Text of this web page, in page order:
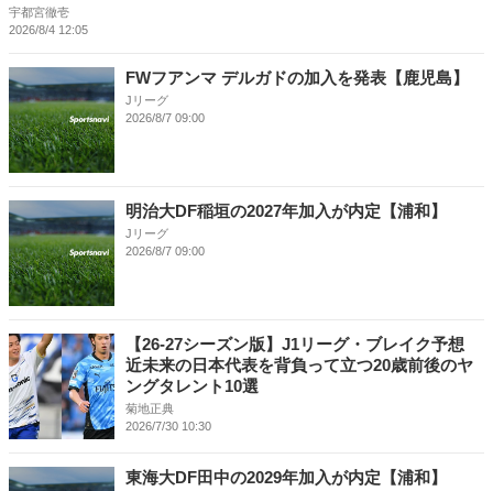
宇都宮徹壱
2026/8/4 12:05
FWフアンマ デルガドの加入を発表【鹿児島】
Jリーグ
2026/8/7 09:00
明治大DF稲垣の2027年加入が内定【浦和】
Jリーグ
2026/8/7 09:00
【26-27シーズン版】J1リーグ・ブレイク予想
近未来の日本代表を背負って立つ20歳前後のヤ
ングタレント10選
菊地正典
2026/7/30 10:30
東海大DF田中の2029年加入が内定【浦和】